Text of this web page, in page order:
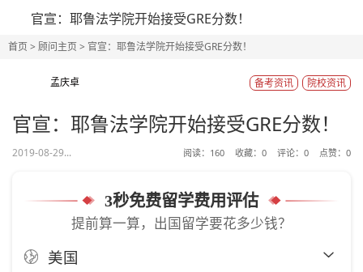
官宣：耶鲁法学院开始接受GRE分数！
首页> 顾问主页> 官宣：耶鲁法学院开始接受GRE分数！
孟庆卓 院校资讯
备考资讯
官宣：耶鲁法学院开始接受GRE分数！
2019-08-29... 阅读： 160 收藏： 0 评论： 0 点赞： 0
3秒免费留学费用评估
提前算一算，出国留学要花多少钱？